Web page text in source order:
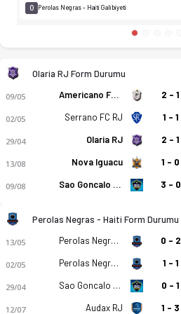
0 Perolas Negras - Haiti Galibiyeti
Olaria RJ Form Durumu
09/05 Americano FC RJ 2 - 1
02/05 Serrano FC RJ 1 - 1
29/04 Olaria RJ 2 - 1
13/08 Nova Iguacu 1 - 0
09/08 Sao Goncalo EC RJ 3 - 0
Perolas Negras - Haiti Form Durumu
13/05 Perolas Negras - Haiti 0 - 2
02/05 Perolas Negras - Haiti 1 - 1
29/04 Sao Goncalo EC RJ 0 - 1
12/07 Audax RJ 1 - 3